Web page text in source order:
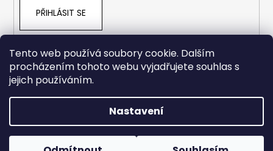
Tento web používá soubory cookie. Dalším
procházením tohoto webu vyjadřujete souhlas s
jejich používáním.
Nastavení
PŘIHLÁSIT SE
Jihočeská reklama
Copyright 2026Jihočeská reklama. Všechna práva